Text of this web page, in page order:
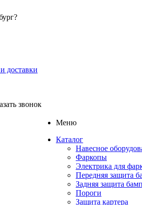
доставки
звонок
Меню
Каталог
Навесное
Фаркопы
Электрика для
Передняя защита
Задняя защита
Пороги
Защита картера